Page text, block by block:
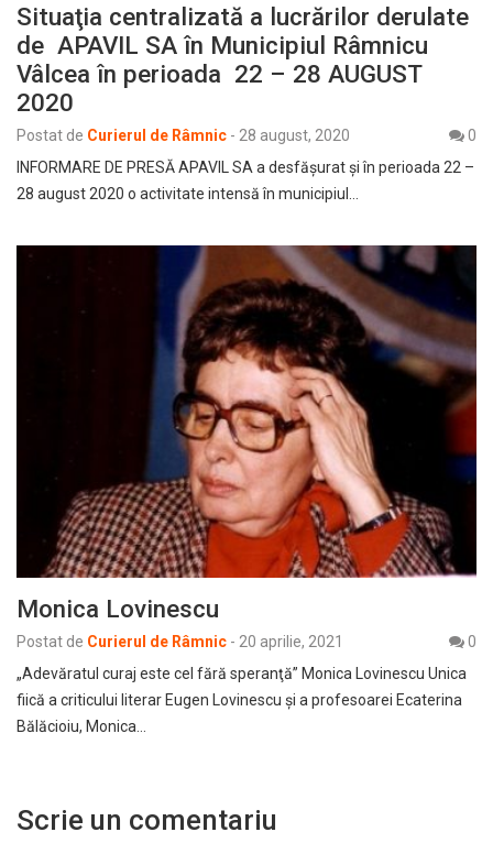
Situaţia centralizată a lucrărilor derulate
de APAVIL SA în Municipiul Râmnicu
Vâlcea în perioada 22 – 28 AUGUST
2020
Postat de Curierul de Râmnic - 28 august, 2020
0
INFORMARE DE PRESĂ APAVIL SA a desfăşurat şi în perioada 22 –
28 august 2020 o activitate intensă în municipiul…
Monica Lovinescu
Postat de Curierul de Râmnic - 20 aprilie, 2021
0
„Adevăratul curaj este cel fără speranţă” Monica Lovinescu Unica
fiică a criticului literar Eugen Lovinescu şi a profesoarei Ecaterina
Bălăcioiu, Monica…
Scrie un comentariu